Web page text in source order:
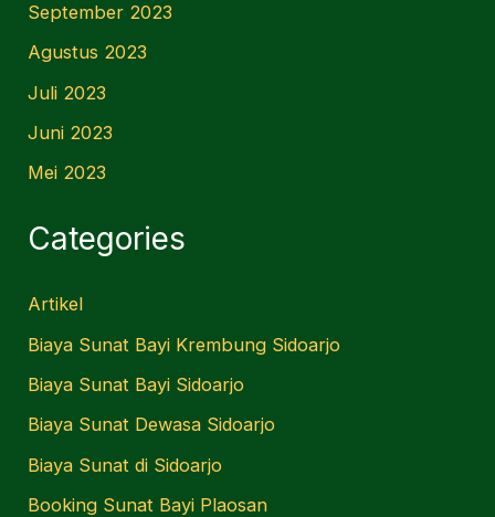
September 2023
Agustus 2023
Juli 2023
Juni 2023
Mei 2023
Categories
Artikel
Biaya Sunat Bayi Krembung Sidoarjo
Biaya Sunat Bayi Sidoarjo
Biaya Sunat Dewasa Sidoarjo
Biaya Sunat di Sidoarjo
Booking Sunat Bayi Plaosan